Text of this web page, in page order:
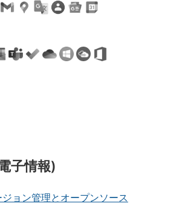
子情報)
ョン管理とオープンソース